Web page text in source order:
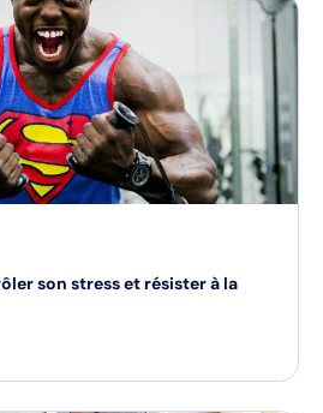
son stress et résister à la